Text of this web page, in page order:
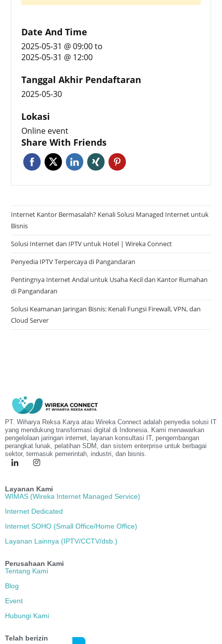
Date And Time
2025-05-31 @ 09:00to
2025-05-31 @ 12:00
Tanggal Akhir Pendaftaran
2025-05-30
Lokasi
Online event
Share With Friends
Internet Kantor Bermasalah? Kenali Solusi Managed Internet untuk
Bisnis
Solusi Internet dan IPTV untuk Hotel | Wireka Connect
Penyedia IPTV Terpercaya di Pangandaran
Pentingnya Internet Andal untuk Usaha Kecil dan Kantor Rumahan
di Pangandaran
Solusi Keamanan Jaringan Bisnis: Kenali Fungsi Firewall, VPN, dan
Cloud Server
PT. Wiharya Reksa Karya atau Wireka Connect adalah penyedia solusi IT
yang mendukung transformasi digital di Indonesia. Kami menawarkan
pengelolaan jaringan internet, layanan konsultasi IT, pengembangan
perangkat lunak, pelatihan SDM, dan sistem enterprise untuk berbagai
sektor, termasuk pemerintah, industri, dan bisnis.
Layanan Kami
WIMAS (Wireka Internet Managed Service)
Internet Dedicated
Internet SOHO (Small Office/Home Office)
Layanan Lainnya (IPTV/CCTV/dsb.)
Perusahaan Kami
Tentang Kami
Blog
Event
Hubungi Kami
Telah berizin